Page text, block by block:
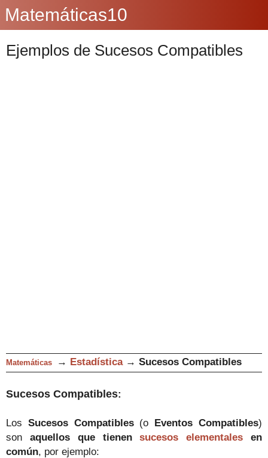
Matemáticas10
Ejemplos de Sucesos Compatibles
Matemáticas → Estadística→ Sucesos Compatibles
Sucesos Compatibles:
Los Sucesos Compatibles (o EventosCompatibles)
son aquellos que tienensucesos elementales
en
común, por ejemplo: